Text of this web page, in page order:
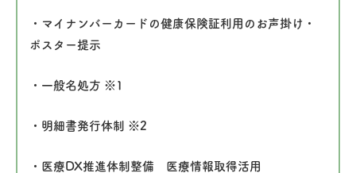
・マイナンバーカードの健康保険証利用のお声掛け・
ポスター提示
・一般名処方 ※1
・明細書発行体制 ※2
・医療DX推進体制整備 医療情報取得活用